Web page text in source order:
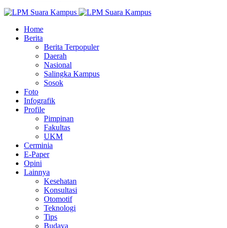
Home
Berita
Berita Terpopuler
Daerah
Nasional
Salingka Kampus
Sosok
Foto
Infografik
Profile
Pimpinan
Fakultas
UKM
Cerminia
E-Paper
Opini
Lainnya
Kesehatan
Konsultasi
Otomotif
Teknologi
Tips
Budaya